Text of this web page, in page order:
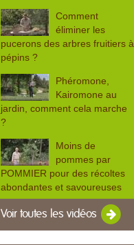
Comment
éliminer les
pucerons des arbres fruitiers à
pépins ?
Phéromone,
Kairomone au
jardin, comment cela marche
?
Moins de
pommes par
POMMIER pour des récoltes
abondantes et savoureuses
Voir toutes les vidéos